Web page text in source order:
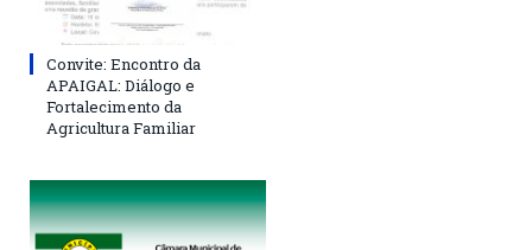
Convite: Encontro da
APAIGAL: Diálogo e
Fortalecimento da
Agricultura Familiar